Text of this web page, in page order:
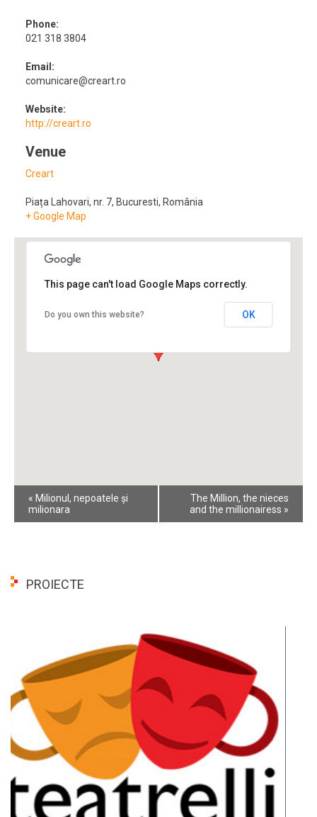
Phone:
021 318 3804
Email:
comunicare@creart.ro
Website:
http://creart.ro
Venue
Creart
Piața Lahovari, nr. 7, Bucuresti, România
+ Google Map
This page can't load Google Maps correctly.
Do you own this website? OK
Event
Navigation
« Milionul, nepoatele și
milionara
The Million, the nieces
and the millionairess »
PROIECTE